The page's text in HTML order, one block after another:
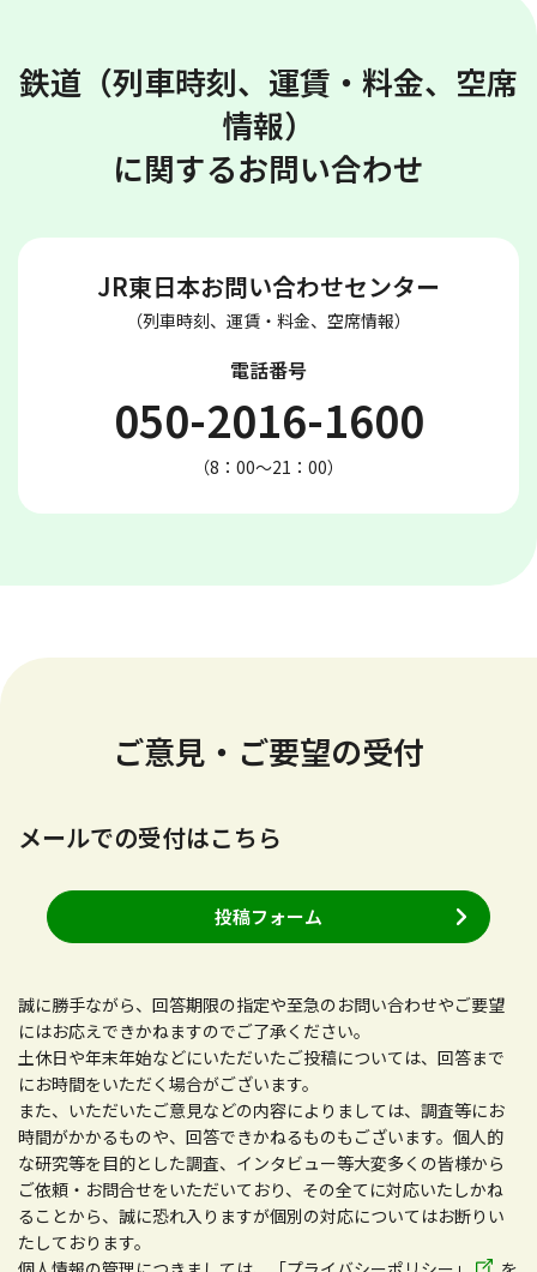
鉄道（列車時刻、運賃・料金、空席
情報）
に関するお問い合わせ
JR東日本お問い合わせセンター
（列車時刻、運賃・料金、空席情報）
電話番号
050-2016-1600
（8：00～21：00）
ご意見・ご要望の受付
メールでの受付はこちら
投稿フォーム
誠に勝手ながら、回答期限の指定や至急のお問い合わせやご要望
にはお応えできかねますのでご了承ください。
土休日や年末年始などにいただいたご投稿については、回答まで
にお時間をいただく場合がございます。
また、いただいたご意見などの内容によりましては、調査等にお
時間がかかるものや、回答できかねるものもございます。個人的
な研究等を目的とした調査、インタビュー等大変多くの皆様から
ご依頼・お問合せをいただいており、その全てに対応いたしかね
ることから、誠に恐れ入りますが個別の対応についてはお断りい
たしております。